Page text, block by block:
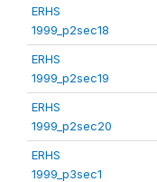
ERHS
1999_p2sec18
ERHS
1999_p2sec19
ERHS
1999_p2sec20
ERHS
1999_p3sec1